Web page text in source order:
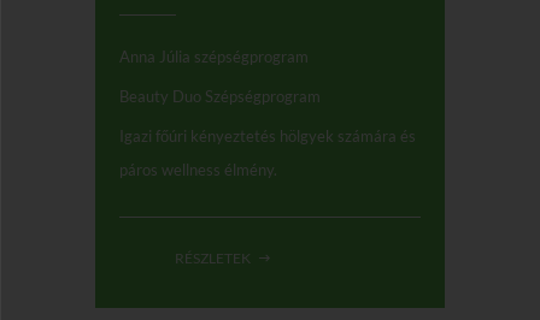
Anna Júlia szépségprogram
Beauty Duo Szépségprogram
Igazi főúri kényeztetés hölgyek számára és
páros wellness élmény.
RÉSZLETEK